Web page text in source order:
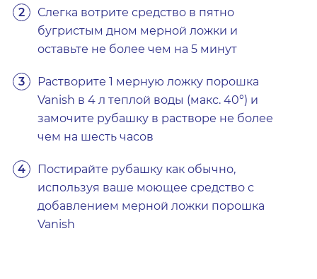
Слегка вотрите средство в пятно
бугристым дном мерной ложки и
оставьте не более чем на 5 минут
Растворите 1 мерную ложку порошка
Vanish в 4 л теплой воды (макс. 40°) и
замочите рубашку в растворе не более
чем на шесть часов
Постирайте рубашку как обычно,
используя ваше моющее средство с
добавлением мерной ложки порошка
Vanish